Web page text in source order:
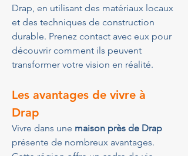
Drap, en utilisant des matériaux locaux
et des techniques de construction
durable. Prenez contact avec eux pour
découvrir comment ils peuvent
transformer votre vision en réalité.
Les avantages de vivre à
Drap
Vivre dans une maison près de Drap
présente de nombreux avantages.